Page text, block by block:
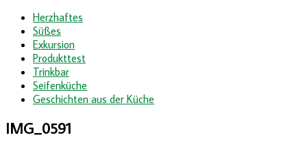
Herzhaftes
Süßes
Exkursion
Produkttest
Trinkbar
Seifenküche
Geschichten aus der Küche
IMG_0591